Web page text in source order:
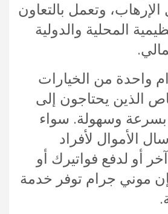
الإرهاب، وتعمل بالتعاون
المحلية والدولية
واحدة من الخيارات
الذين يحتاجون إلى
بسرعة وسهولة. سواء
الأموال لأفراد
أو لدفع فواتيرك أو
موني جرام توفر خدمة